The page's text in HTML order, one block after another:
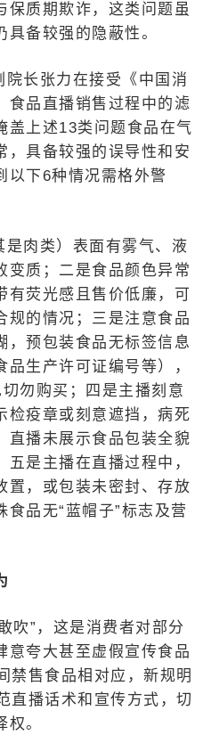
保质期欺诈，这类问题虽
备较强的隐蔽性。
长张力在接受《中国消
食品直播销售过程中的滤
盖上述13类问题食品在气
，具备较强的误导性和安
以下6种情况需格外警
肉类）表面有雾气、液
变质；二是食品颜色异常
有荧光感且售价低廉，可
规的情况；三是注意食品
，预包装食品无标签信息
品生产许可证编号等），
切勿购买；四是主播刻意
检疫章或刻意遮挡，病死
直播未展示食品包装全貌
是主播在直播过程中，
置，或包装未密封、存放
品无“蓝帽子”标志及营
吹”，这是消费者对部分
意夸大甚至虚假宣传食品
禁售食品相对应，新规明
直播话术和宣传方式，切
。